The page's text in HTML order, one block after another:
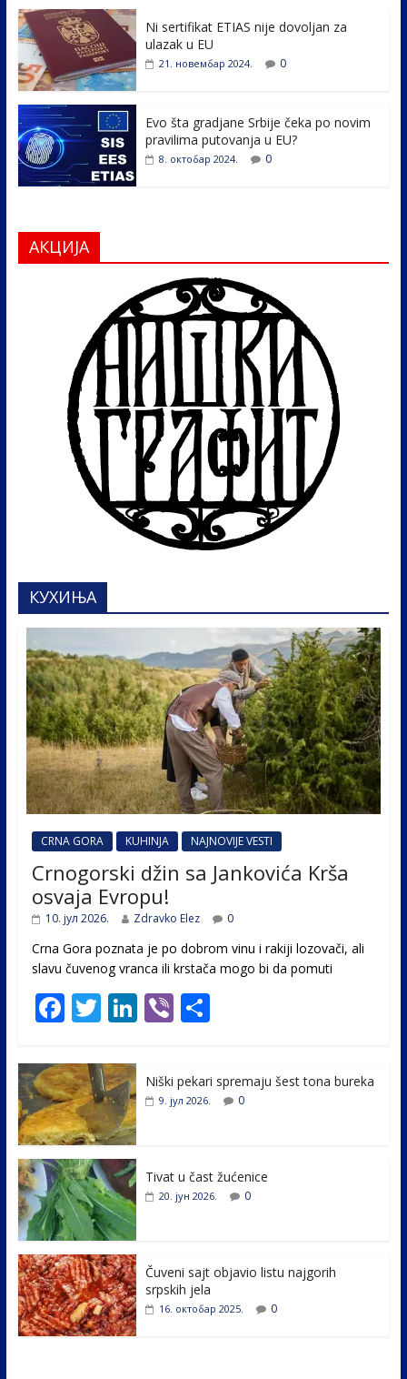
k
Ni sertifikat ETIAS nije dovoljan za
ulazak u EU
21. новембар 2024. 0
Evo šta gradjane Srbije čeka po novim
pravilima putovanja u EU?
8. октобар 2024. 0
АКЦИЈА
КУХИЊА
CRNA GORA KUHINJA NAJNOVIJE VESTI
Crnogorski džin sa Jankovića Krša
osvaja Evropu!
10. јул 2026. Zdravko Elez 0
Crna Gora poznata je po dobrom vinu i rakiji lozovači, ali
slavu čuvenog vranca ili krstača mogo bi da pomuti
F
e
b
o
o
k
T
itt
er
Li
e
Vi
er
S
e
Niški pekari spremaju šest tona bureka
9. јул 2026. 0
Tivat u čast žućenice
20. јун 2026. 0
Čuveni sajt objavio listu najgorih
srpskih jela
16. октобар 2025. 0